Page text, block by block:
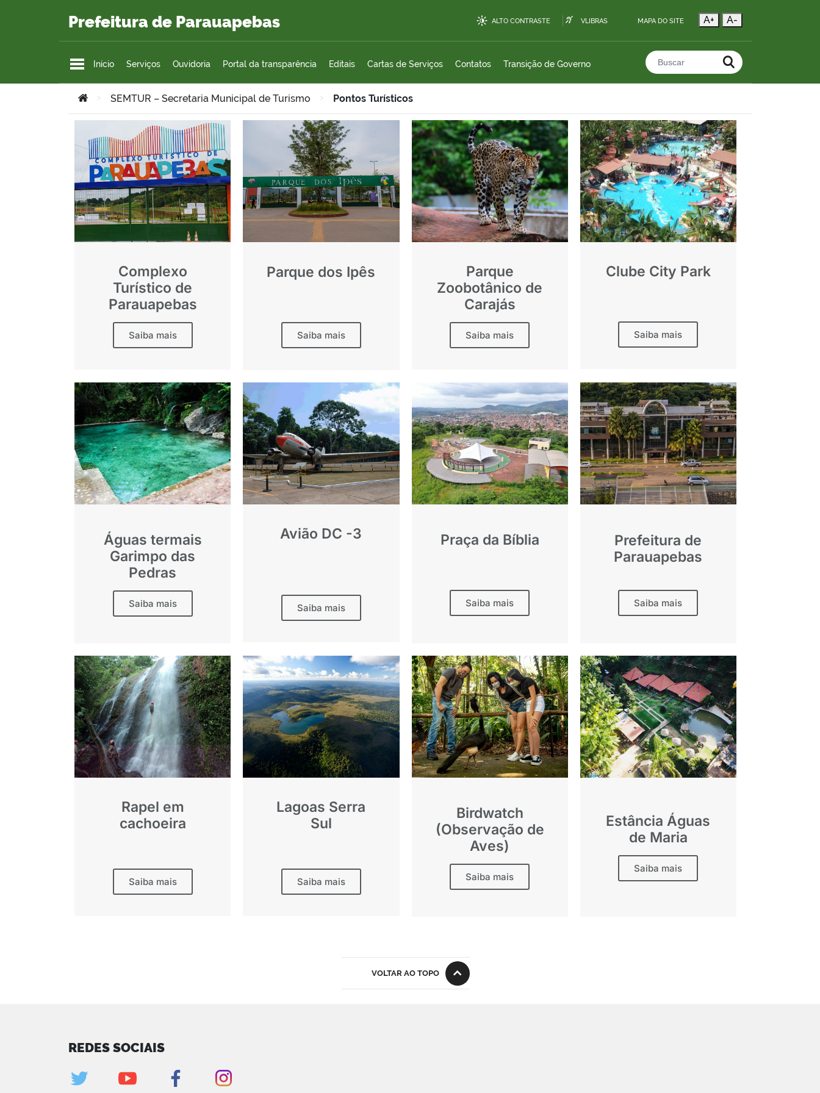
Prefeitura de Parauapebas ALTO CONTRASTE VLIBRAS MAPA DO SITE A+ A-
Início Serviços Ouvidoria Portal da transparência Editais Cartas de Serviços Contatos Transição de Governo Buscar no portal
Você está aqui:
> SEMTUR – Secretaria Municipal de Turismo > Pontos Turísticos
Complexo
Turístico de
Parauapebas
Saiba mais
Parque dos Ipês
Saiba mais
Parque
Zoobotânico de
Carajás
Saiba mais
Clube City Park
Saiba mais
Águas termais
Garimpo das
Pedras
Saiba mais
Avião DC -3
Saiba mais
Praça da Bíblia
Saiba mais
Prefeitura de
Parauapebas
Saiba mais
Rapel em
cachoeira
Saiba mais
Lagoas Serra
Sul
Saiba mais
Birdwatch
(Observação de
Aves)
Saiba mais
Estância Águas
de Maria
Saiba mais
VOLTAR AO TOPO
REDES SOCIAIS